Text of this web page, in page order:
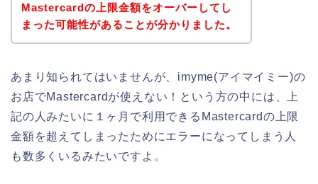
Mastercardの上限金額をオーバーしてし
まった可能性があることが分かりました。
あまり知られてはいませんが、imyme(アイマイミー)の
お店でMastercardが使えない！という方の中には、上
記の人みたいに１ヶ月で利用できるMastercardの上限
金額を超えてしまったためにエラーになってしまう人
も数多くいるみたいですよ。